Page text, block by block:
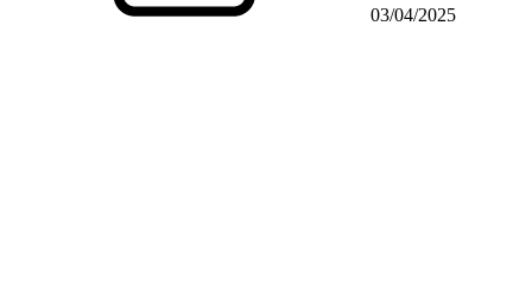
03/04/2025